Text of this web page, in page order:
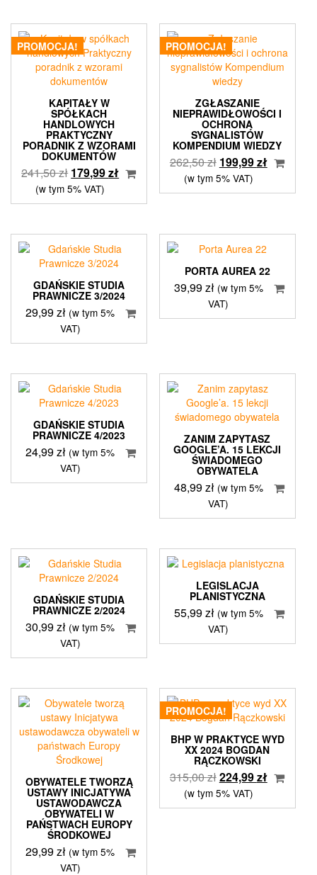
PROMOCJA!
KAPITAŁY W
SPÓŁKACH
HANDLOWYCH
PRAKTYCZNY
PORADNIK Z WZORAMI
DOKUMENTÓW
241,50zł Pierwotna
cena
wynosiła:
179,99złAktualna
wynosi:
(w tym 5% VAT)
PROMOCJA!
ZGŁASZANIE
NIEPRAWIDŁOWOŚCI I
OCHRONA
SYGNALISTÓW
KOMPENDIUM WIEDZY
262,50zł Pierwotna
cena
wynosiła:
199,99złAktualna
wynosi:
(w tym 5% VAT)
GDAŃSKIE STUDIA
PRAWNICZE 3/2024
29,99zł (w tym 5%
VAT)
PORTA AUREA 22
39,99zł (w tym 5%
VAT)
GDAŃSKIE STUDIA
PRAWNICZE 4/2023
24,99zł (w tym 5%
VAT)
ZANIM ZAPYTASZ
GOOGLE’A. 15 LEKCJI
ŚWIADOMEGO
OBYWATELA
48,99zł (w tym 5%
VAT)
GDAŃSKIE STUDIA
PRAWNICZE 2/2024
30,99zł (w tym 5%
VAT)
LEGISLACJA
PLANISTYCZNA
55,99zł (w tym 5%
VAT)
OBYWATELE TWORZĄ
USTAWY INICJATYWA
USTAWODAWCZA
OBYWATELI W
PAŃSTWACH EUROPY
ŚRODKOWEJ
29,99zł (w tym 5%
VAT)
PROMOCJA!
BHP W PRAKTYCE WYD
XX 2024 BOGDAN
RĄCZKOWSKI
315,00złPierwotna
cena
wynosiła:
224,99złAktualna
wynosi:
(w tym 5% VAT)